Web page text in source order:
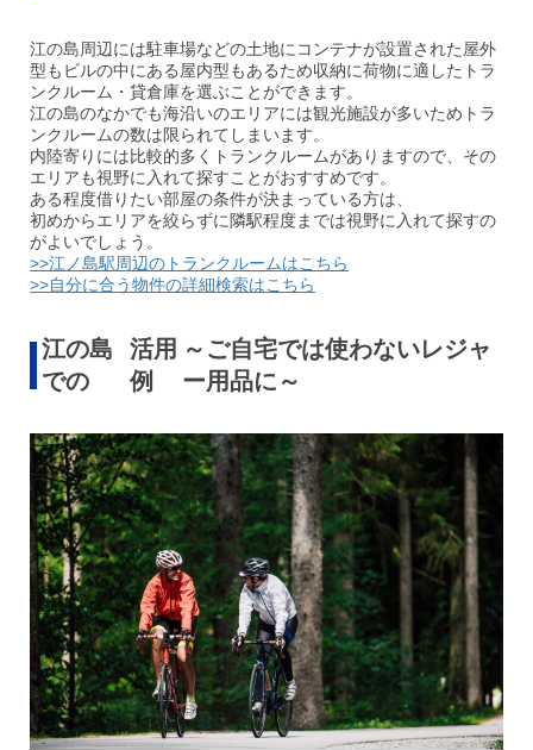
江の島周辺には駐車場などの土地にコンテナが設置された屋外
型もビルの中にある屋内型もあるため収納に荷物に適したトラ
ンクルーム・貸倉庫を選ぶことができます。
江の島のなかでも海沿いのエリアには観光施設が多いためトラ
ンクルームの数は限られてしまいます。
内陸寄りには比較的多くトランクルームがありますので、その
エリアも視野に入れて探すことがおすすめです。
ある程度借りたい部屋の条件が決まっている方は、
初めからエリアを絞らずに隣駅程度までは視野に入れて探すの
がよいでしょう。
>>江ノ島駅周辺のトランクルームはこちら
>>自分に合う物件の詳細検索はこちら
江の島
での
活用
例
～ご自宅では使わないレジャ
ー用品に～